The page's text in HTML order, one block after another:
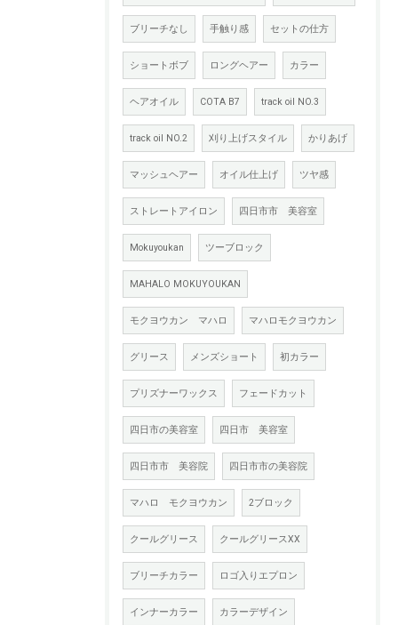
ブリーチなし 手触り感 セットの仕方
ショートボブ ロングヘアー カラー
ヘアオイル COTA B7 track oil NO.3
track oil NO.2 刈り上げスタイル かりあげ
マッシュヘアー オイル仕上げ ツヤ感
ストレートアイロン 四日市市 美容室
Mokuyoukan ツーブロック
MAHALO MOKUYOUKAN
モクヨウカン マハロ マハロモクヨウカン
グリース メンズショート 初カラー
プリズナーワックス フェードカット
四日市の美容室 四日市 美容室
四日市市 美容院 四日市市の美容院
マハロ モクヨウカン 2ブロック
クールグリース クールグリースXX
ブリーチカラー ロゴ入りエプロン
インナーカラー カラーデザイン